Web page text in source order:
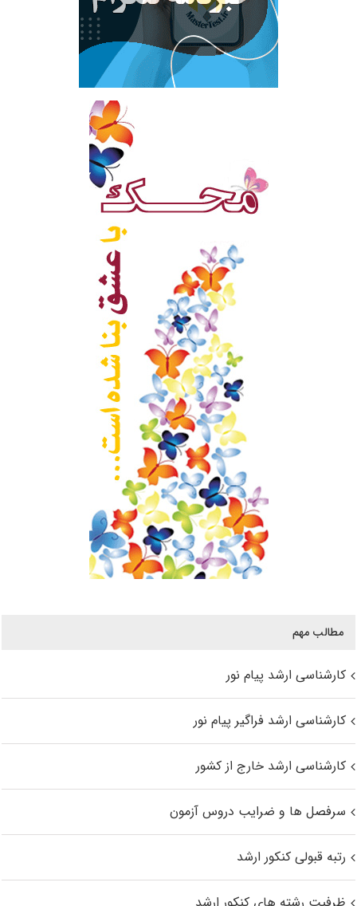
مطالب مهم
کارشناسی ارشد پیام نور
کارشناسی ارشد فراگیر پیام نور
کارشناسی ارشد خارج از کشور
سرفصل ها و ضرایب دروس آزمون
رتبه قبولی کنکور ارشد